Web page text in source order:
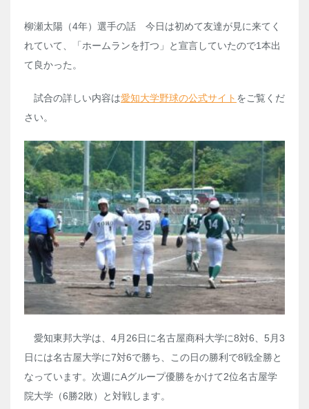
柳瀬太陽（4年）選手の話 今日は初めて友達が見に来てく
れていて、「ホームランを打つ」と宣言していたので1本出
て良かった。
試合の詳しい内容は愛知大学野球の公式サイト をご覧くだ
さい。
愛知東邦大学は、 4月26日に名古屋商科大学に8対6、 5月3
日には名古屋大学に7対6で勝ち、この日の勝利で8戦全勝と
なっています。次週にAグループ優勝をかけて2位名古屋学
院大学（6勝2敗）と対戦します。